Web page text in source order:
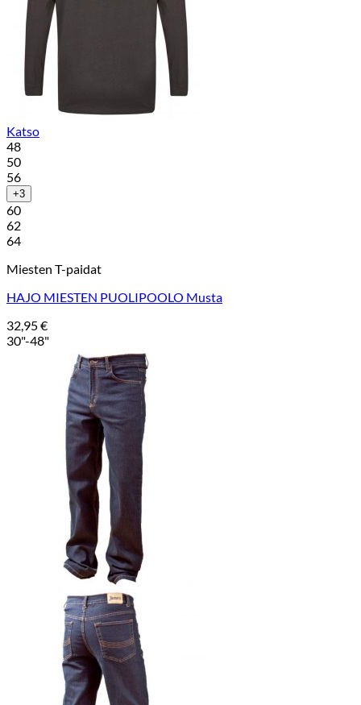
Katso
48
50
56
+3
60
62
64
Miesten T-paidat
HAJO MIESTEN PUOLIPOOLO Musta
32,95€
30"-48"